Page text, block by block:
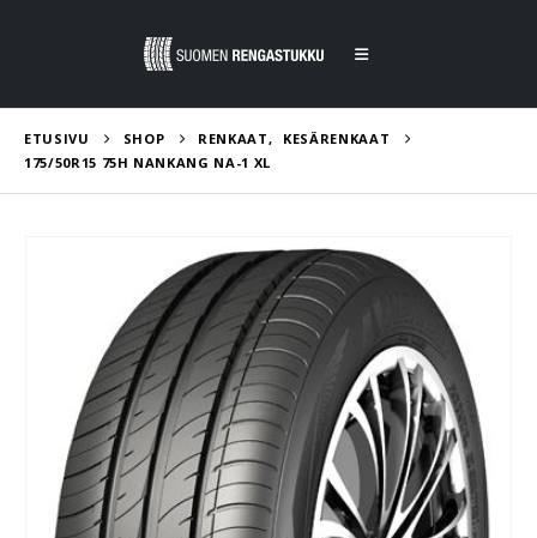
ETUSIVU SHOP RENKAAT,
KESÄRENKAAT
175/50R15 75H NANKANG NA-1 XL